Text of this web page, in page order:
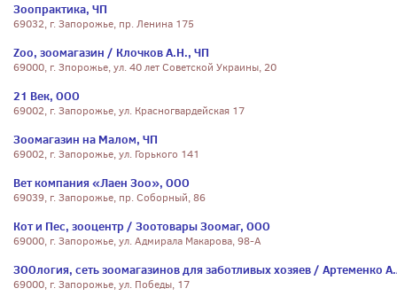
Зоопрактика, ЧП
69032, г. Запорожье, пр. Ленина 175
Zoo, зоомагазин / Клочков А.Н., ЧП
69000, г. Зпорожье, ул. 40 лет Советской Украины, 20
21 Век, ООО
69002, г. Запорожье, ул. Красногвардейская 17
Зоомагазин на Малом, ЧП
69002, г. Запорожье, ул. Горького 141
Вет компания «Лаен Зоо», ООО
69039, г. Запорожье, пр. Соборный, 86
Кот и Пес, зооцентр / Зоотовары Зоомаг, ООО
69000, г. Запорожье, ул. Адмирала Макарова, 98-А
ЗООлогия, сеть зоомагазинов для заботливых хозяев / Артеменко
69000, г. Запорожье, ул. Победы, 17